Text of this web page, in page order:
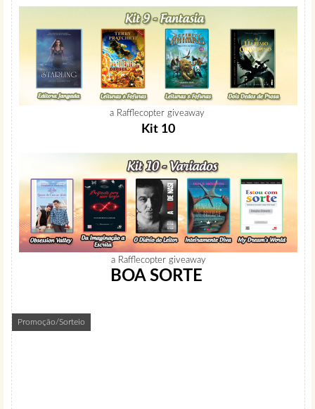
Promoção/Sorteio
a Rafflecopter giveaway
Kit 10
a Rafflecopter giveaway
BOA SORTE